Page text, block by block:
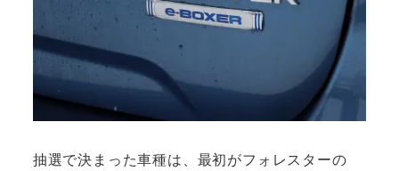
抽選で決まった車種は、最初がフォレスターの